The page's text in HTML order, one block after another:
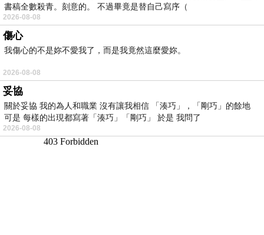
書稿全數殺青。刻意的。 不過畢竟是替自己寫序（
2026-08-08
傷心
我傷心的不是妳不愛我了，而是我竟然這麼愛妳。
2026-08-08
妥協
關於妥協 我的為人和職業 沒有讓我相信 「湊巧」，「剛巧」的餘地
可是 每樣的出現都寫著「湊巧」「剛巧」 於是 我問了
2026-08-08